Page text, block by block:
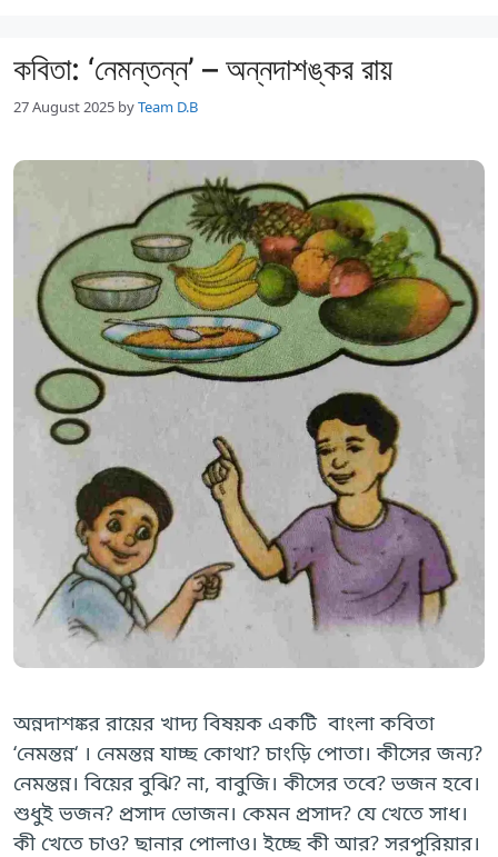
কবিতা: ‘নেমন্তন্ন’ – অন্নদাশঙ্কর রায়
27 August 2025 byTeam D.B
অন্নদাশঙ্কর রায়ের খাদ্য বিষয়ক একটি বাংলা কবিতা
‘নেমন্তন্ন‘ । নেমন্তন্ন যাচ্ছ কোথা? চাংড়ি পোতা। কীসের জন্য?
নেমন্তন্ন। বিয়ের বুঝি? না, বাবুজি। কীসের তবে? ভজন হবে।
শুধুই ভজন? প্রসাদ ভোজন। কেমন প্রসাদ? যে খেতে সাধ।
কী খেতে চাও? ছানার পোলাও। ইচ্ছে কী আর? সরপুরিয়ার।